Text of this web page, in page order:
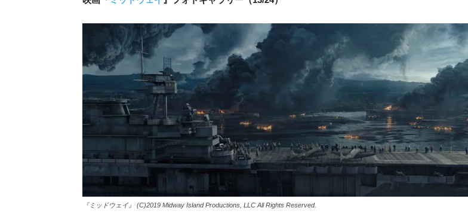
『ミッドウェイ』 (C)2019 Midway Island Productions, LLC All Rights Reserved.